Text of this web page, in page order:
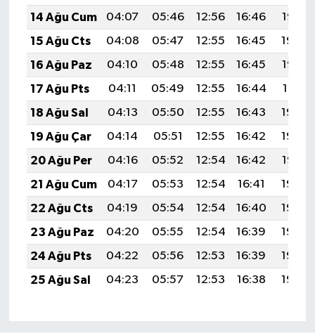
14 Ağu Cum
04:07 05:46 12:56 16:46
19:55
15 Ağu Cts
04:08 05:47 12:55 16:45
19:54
16 Ağu Paz
04:10 05:48 12:55 16:45
19:52
17 Ağu Pts
04:11 05:49 12:55 16:44
19:51
18 Ağu Sal
04:13 05:50 12:55 16:43
19:50
19 Ağu Çar
04:14 05:51 12:55 16:42
19:48
20 Ağu Per
04:16 05:52 12:54 16:42
19:47
21 Ağu Cum
04:17 05:53 12:54 16:41
19:45
22 Ağu Cts
04:19 05:54 12:54 16:40
19:44
23 Ağu Paz
04:20 05:55 12:54 16:39
19:42
24 Ağu Pts
04:22 05:56 12:53 16:39
19:40
25 Ağu Sal
04:23 05:57 12:53 16:38 19:39